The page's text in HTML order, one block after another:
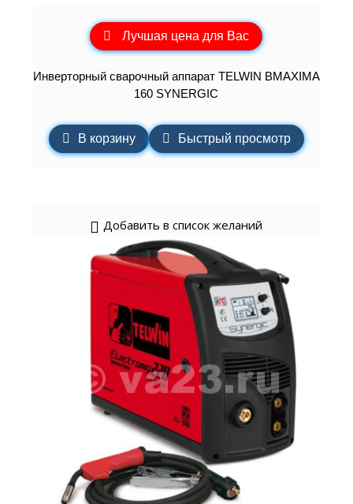
Лучшая цена для Вас
Инверторный сварочный аппарат TELWIN BMAXIMA
160 SYNERGIC
В корзину Быстрый просмотр
Добавить в список желаний